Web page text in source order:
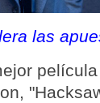
las